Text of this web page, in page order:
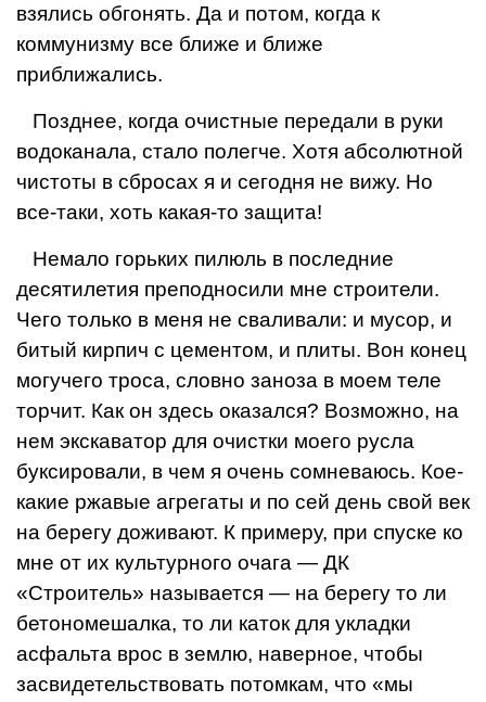
взялись обгонять. Да и потом, когда к
коммунизму все ближе и ближе
приближались.
Позднее, когда очистные передали в руки
водока­нала, стало полегче. Хотя абсолютной
чистоты в сбро­сах я и сегодня не вижу. Но
все-таки, хоть какая-то защита!
Немало горьких пилюль в последние
десятиле­тия преподносили мне строители.
Чего только в меня не сваливали: и мусор, и
битый кирпич с цементом, и плиты. Вон конец
могучего троса, словно заноза в моем теле
торчит. Как он здесь оказался? Возможно, на
нем экскаватор для очистки моего русла
буксиро­вали, в чем я очень сомневаюсь. Кое-
какие ржавые агрегаты и по сей день свой век
на берегу доживают. К примеру, при спуске ко
мне от их культурного очага — ДК
«Строитель» называется — на берегу то ли
бето­номешалка, то ли каток для укладки
асфальта врос в землю, наверное, чтобы
засвидетельствовать потом­кам, что «мы